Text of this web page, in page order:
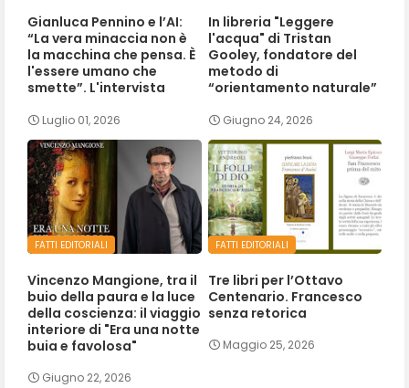
Gianluca Pennino e l’AI:
“La vera minaccia non è
la macchina che pensa. È
l'essere umano che
smette”. L'intervista
Luglio 01, 2026
In libreria "Leggere
l'acqua" di Tristan
Gooley, fondatore del
metodo di
“orientamento naturale”
Giugno 24, 2026
FATTI EDITORIALI
Vincenzo Mangione, tra il
buio della paura e la luce
della coscienza: il viaggio
interiore di "Era una notte
buia e favolosa"
Giugno 22, 2026
FATTI EDITORIALI
Tre libri per l’Ottavo
Centenario. Francesco
senza retorica
Maggio 25, 2026